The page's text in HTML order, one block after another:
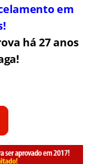
em
há 27 anos